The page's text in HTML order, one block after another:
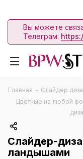
Вы можете
Телеграм:
Главная - Слайдер
Цветные на любой
Слайдер-
ландышами